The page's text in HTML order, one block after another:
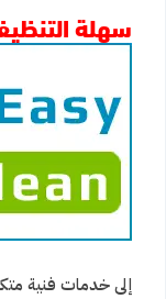
سهلة
إلى خدمات فنية